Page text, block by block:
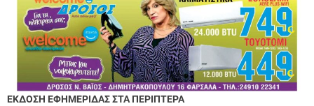
ΕΚΔΟΣΗ ΕΦΗΜΕΡΙΔΑΣ ΣΤΑ ΠΕΡΙΠΤΕΡΑ